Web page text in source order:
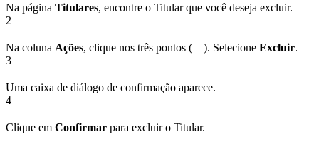
Na página Titulares, encontre o Titular que você deseja excluir.
2
Na coluna Ações, clique nos três pontos ( ). Selecione Excluir.
3
Uma caixa de diálogo de confirmação aparece.
4
Clique em Confirmar para excluir o Titular.